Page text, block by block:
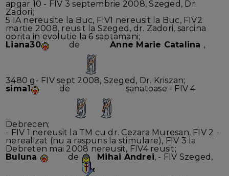
apgar 10 - FIV 3 septembrie 2008, Szeged, Dr.
Zadori;
5 IA nereusite la Buc, FIV1 nereusit la Buc, FIV2
martie 2008, reusit la Szeged, dr. Zadori, sarcina
oprita in evolutie la 6 saptamani;
Liana30
de Anne Marie Catalina ,
3480 g- FIV sept 2008, Szeged, Dr. Kriszan;
sima1
de sanatoase - FIV 4
Debrecen;
- FIV 1 nereusit la TM cu dr. Cezara Muresan, FIV 2 -
nerealizat (nu a raspuns la stimulare), FIV 3 la
Debreten mai 2008 nereusit, FIV4 reusit;
Buluna
de Mihai Andrei, - FIV Szeged,